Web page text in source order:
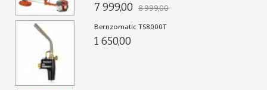
7 999,00 8 999,00
Bernzomatic TS8000T
1 650,00